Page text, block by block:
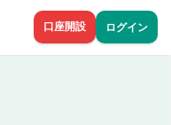
口座開設 ログイン